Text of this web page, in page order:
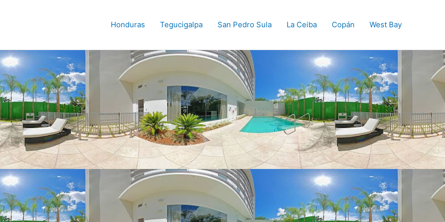
Honduras Tegucigalpa San Pedro Sula La Ceiba Copán West Bay